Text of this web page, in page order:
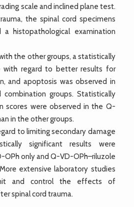
scale and inclined plane test.
the spinal cord specimens
a histopathological examination
the other groups, a statistically
with regard to better results for
and apoptosis was observed in
groups. Statistically
scores were observed in the Q-
in the other groups.
to limiting secondary damage
significant results were
OPh only and Q-VD-OPh–riluzole
extensive laboratory studies
and control the effects of
spinal cord trauma.